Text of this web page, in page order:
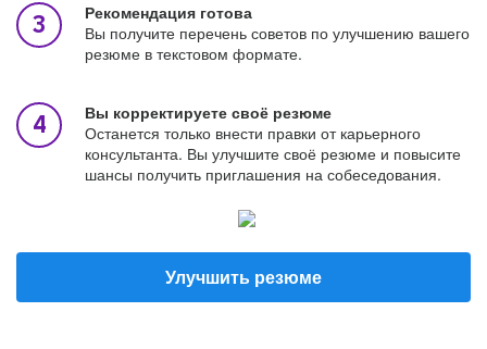
Рекомендация готова
Вы получите перечень советов по улучшению вашего
резюме в текстовом формате.
Вы корректируете своё резюме
Останется только внести правки от карьерного
консультанта. Вы улучшите своё резюме и повысите
шансы получить приглашения на собеседования.
Улучшить резюме